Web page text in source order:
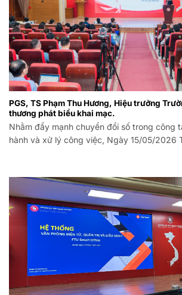
PGS, TS Phạm Thu Hương, Hiệu trưởng
thương phát biểu khai mạc.
Nhằm đẩy mạnh chuyển đổi số trong công
hành và xử lý công việc, Ngày 15/05/2026